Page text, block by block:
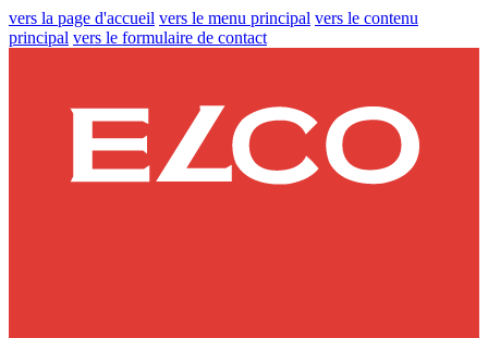
vers la page d'accueil vers le menu principal vers le contenu
principal vers le formulaire de contact